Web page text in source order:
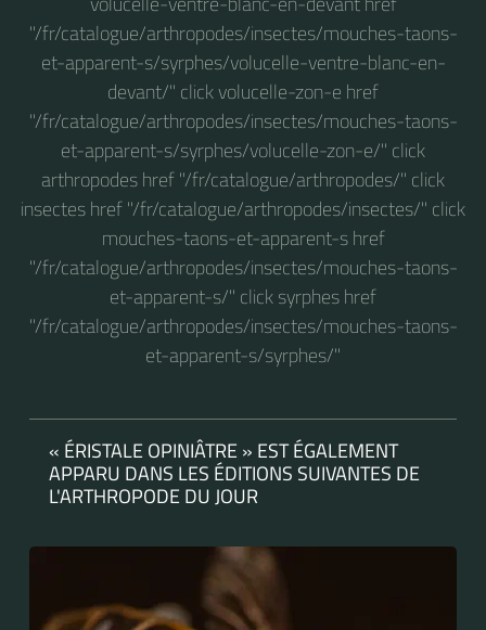
"/fr/catalogue/arthropodes/insectes/mouches-taons-
et-apparent-s/syrphes/volucelle-ventre-blanc-en-
devant/" click volucelle-zon-e href
"/fr/catalogue/arthropodes/insectes/mouches-taons-
et-apparent-s/syrphes/volucelle-zon-e/" click
arthropodes href "/fr/catalogue/arthropodes/" click
insectes href "/fr/catalogue/arthropodes/insectes/" click
mouches-taons-et-apparent-s href
"/fr/catalogue/arthropodes/insectes/mouches-taons-
et-apparent-s/" click syrphes href
"/fr/catalogue/arthropodes/insectes/mouches-taons-
et-apparent-s/syrphes/"
« ÉRISTALE OPINIÂTRE » EST ÉGALEMENT
APPARU DANS LES ÉDITIONS SUIVANTES DE
L'ARTHROPODE DU JOUR